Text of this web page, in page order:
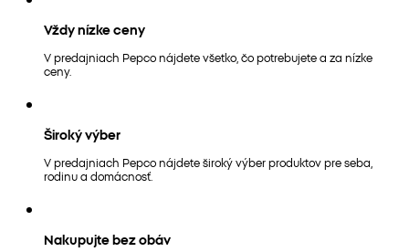
Vždy nízke ceny
V predajniach Pepco nájdete všetko, čo potrebujete a za nízke
ceny.
Široký výber
V predajniach Pepco nájdete široký výber produktov pre seba,
rodinu a domácnosť.
Nakupujte bez obáv